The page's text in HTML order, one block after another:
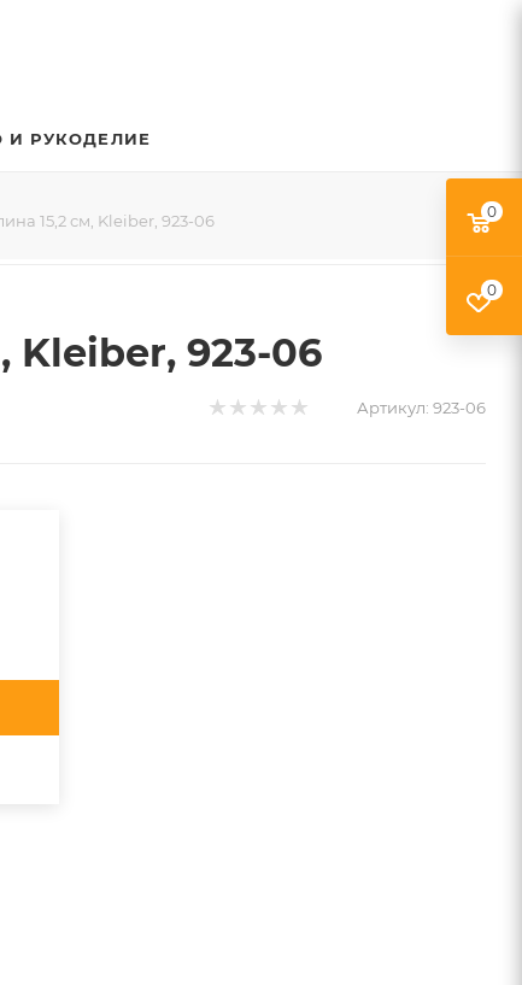
И РУКОДЕЛИЕ
15,2 см, Kleiber, 923-06
923-06
Артикул: 923-06
0
0